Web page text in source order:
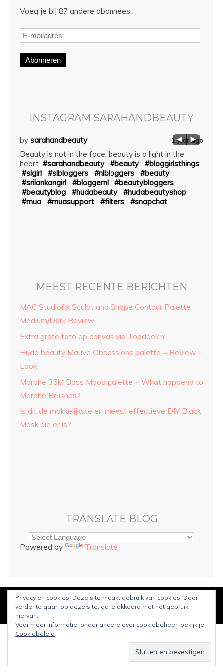
Voeg je bij 87 andere abonnees
Abonneren
INSTAGRAM SARAHANDBEAUTY
by sarahandbeauty 1 jaar ago
Beauty is not in the face; beauty is a light in the
heart #sarahandbeauty #beauty
#bloggirlsthings
#slgirl
#slbloggers #nlbloggers
#beauty
#srilankangirl
#bloggernl
#beautybloggers
#beautyblog
#hudabeauty
#hudabeautyshop
#mua
#muasupport #filters #snapchat
MEEST RECENTE BERICHTEN
MAC Studiofix Sculpt and Shape Contour Palette
Medium/Dark Review
Extra grote foto op canvas via Topdoek.nl
Huda beauty Mauve Obsessions palette ~ Review +
Look
Morphe 35M Boss Mood palette ~ What happend to
Morphe Brushes?
Is dit de makkelijkste en meest effectieve DIY Black
Mask die er is?
TRANSLATE BLOG
Powered by Translate
© CopyrightSarah and Beauty2021. Mogelijk gemaakt door
WordPress.Ontworpen door Bluchic
Privacy en cookies: Deze site maakt gebruik van cookies. Door
verder te gaan op deze site, ga je akkoord met het gebruik
hiervan.
Voor meer informatie, onder andere over cookiebeheer, bekijk je:
Cookiebeleid